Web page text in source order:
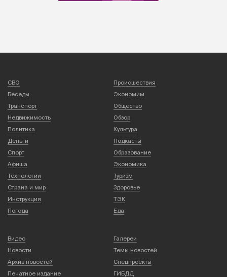
СВО
Происшествия
Беседы
Экономим
Транспорт
Общество
Недвижимость
Обзор
Политика
Культура
Деньги
Подкасты
Спорт
Образование
Афиша
Экономика
Технологии
Туризм
Страна и мир
Здоровье
Инструкция
ТЭК
Погода
Еда
Видео
Галереи
Новости
Темы новостей
Архив новостей
Спецпроекты
Печатное издание
ГИБДД